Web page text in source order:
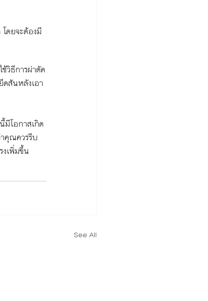
ดยจะต้องมี
วิธีการผ่าตัด
สันหลังเอา
มีโอกาสเกิด
คุณควรรีบ
เพิ่มขึ้น
See All